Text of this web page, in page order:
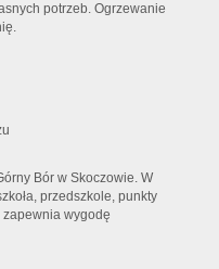
potrzeb. Ogrzewanie
Bór w Skoczowie. W
przedszkole, punkty
zapewnia wygodę